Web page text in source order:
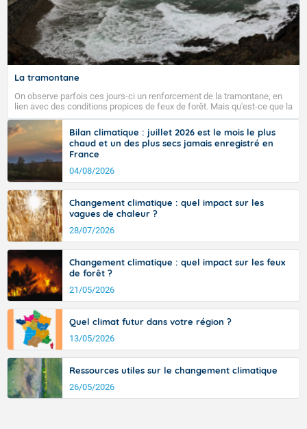
La tramontane
On observe parfois ces jours-ci un renforcement de la tramontane, en
lien avec des conditions propices de feux de forêt. Mais qu'est-ce que la
tramontane ? Quelles sont ses caractéristiques ? La tramontane est un
vent turbulent soufflant de secteur nord-ouest à nord, ou ouest à nord-
ouest, dans un secteur qui part du Roussillon à la vallée de l’Aude et à
l’ouest de l’Hérault. L’étymologie de ce vent vient du latin trasmontanus,
signifiant au-delà des monts, en allusion aux régions montagneuses
d’où provient ce vent.
Bilan climatique : juillet 2026 est le mois le plus
chaud et un des plus secs jamais enregistré en
France
04/08/2026
Changement climatique : quel impact sur les
vagues de chaleur ?
28/07/2026
Changement climatique : quel impact sur les feux
de forêt ?
21/05/2026
Quel climat futur dans votre région ?
13/05/2026
Ressources utiles sur le changement climatique
26/05/2026